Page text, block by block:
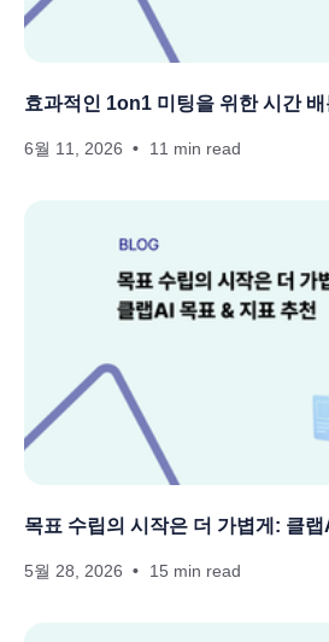
효과적인 1on1 미팅을 위한 시간 배
6월 11, 2026 11 min read
목표 수립의 시작은 더 가볍게: 클
5월 28, 2026 15 min read